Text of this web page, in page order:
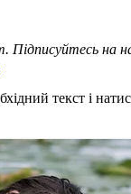
Підписуйтесь на
текст і